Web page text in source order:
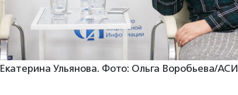
Екатерина Ульянова. Фото: Ольга Воробьева/АСИ